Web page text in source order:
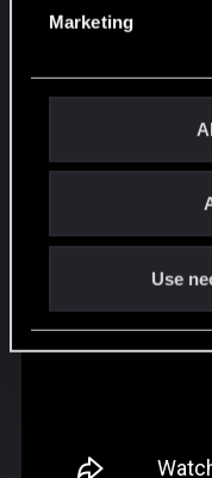
Marketing
Use
「万能」傭兵
ナイトシティはイ
張が盛んな場所で
ルコーチのオフィ
インプラントと同
になっているのか